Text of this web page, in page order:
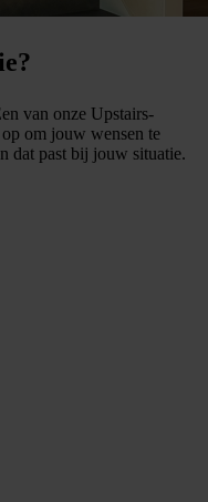
van onze Upstairs-
om jouw wensen te
dat past bij jouw situatie.